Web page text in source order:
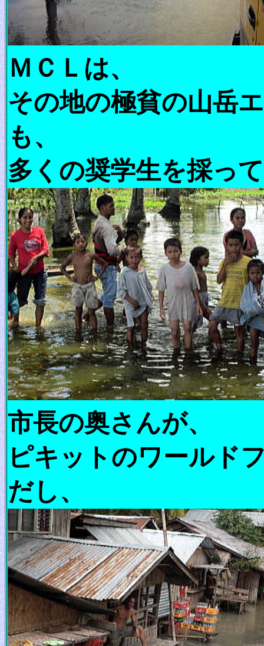
ＭＣＬは、
その地の極貧の山岳
も、
多くの奨学生を採っ
市長の奥さんが、
ピキットのワールド
だし、